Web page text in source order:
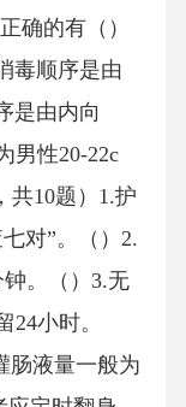
确的有（）
毒顺序是由
是由内向
男性20-22c
共10题）1.护
对”。（）2.
。（）3.无
小时。
肠液量一般为